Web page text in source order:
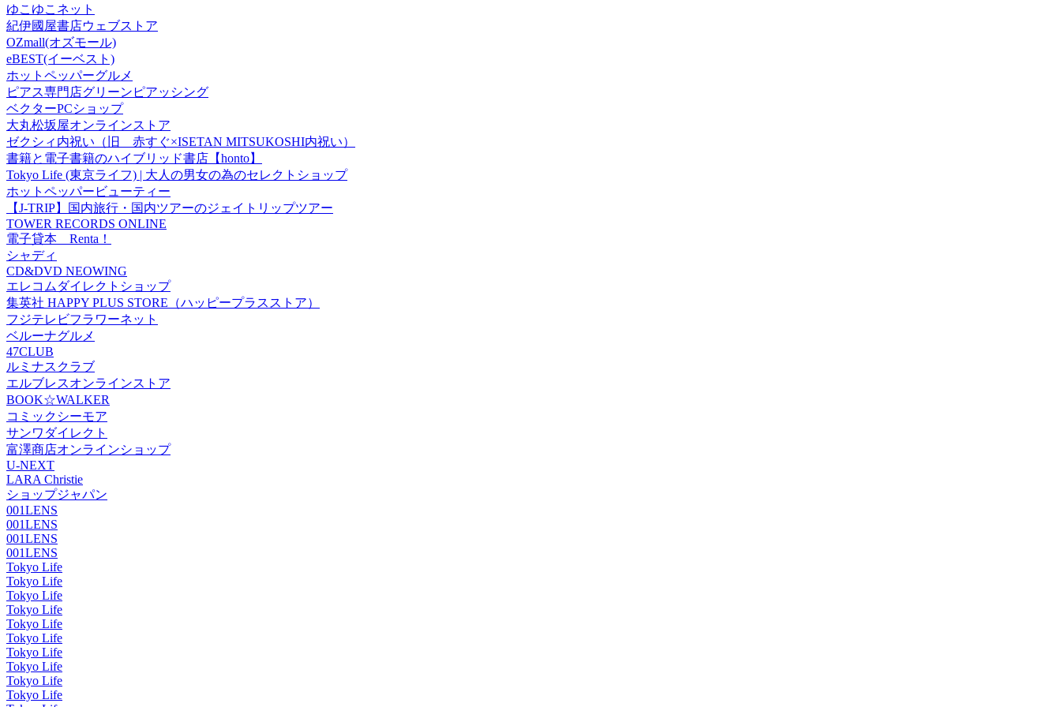
ゆこゆこネット
紀伊國屋書店ウェブストア
OZmall(オズモール)
eBEST(イーベスト)
ホットペッパーグルメ
ピアス専門店グリーンピアッシング
ベクターPCショップ
大丸松坂屋オンラインストア
ゼクシィ内祝い（旧 赤すぐ×ISETAN MITSUKOSHI内祝い）
書籍と電子書籍のハイブリッド書店【honto】
Tokyo Life (東京ライフ) | 大人の男女の為のセレクトショップ
ホットペッパービューティー
【J-TRIP】国内旅行・国内ツアーのジェイトリップツアー
TOWER RECORDS ONLINE
電子貸本 Renta！
シャディ
CD&DVD NEOWING
エレコムダイレクトショップ
集英社 HAPPY PLUS STORE（ハッピープラスストア）
フジテレビフラワーネット
ベルーナグルメ
47CLUB
ルミナスクラブ
エルブレスオンラインストア
BOOK☆WALKER
コミックシーモア
サンワダイレクト
富澤商店オンラインショップ
U-NEXT
LARA Christie
ショップジャパン
001LENS
001LENS
001LENS
001LENS
Tokyo Life
Tokyo Life
Tokyo Life
Tokyo Life
Tokyo Life
Tokyo Life
Tokyo Life
Tokyo Life
Tokyo Life
Tokyo Life